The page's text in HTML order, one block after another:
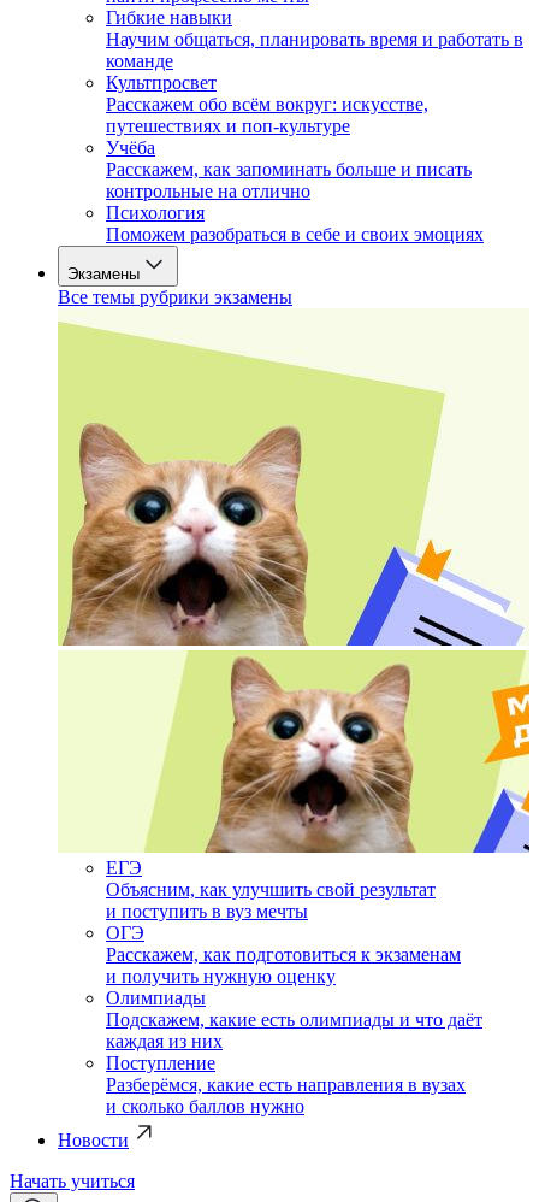
Гибкие навыки
Научим общаться, планировать время и работать в
команде
Культпросвет
Расскажем обо всём вокруг: искусстве,
путешествиях и поп-культуре
Учёба
Расскажем, как запоминать больше и писать
контрольные на отлично
Психология
Поможем разобраться в себе и своих эмоциях
Экзамены
Все темы рубрики экзамены
ЕГЭ
Объясним, как улучшить свой результат
и поступить в вуз мечты
ОГЭ
Расскажем, как подготовиться к экзаменам
и получить нужную оценку
Олимпиады
Подскажем, какие есть олимпиады и что даёт
каждая из них
Поступление
Разберёмся, какие есть направления в вузах
и сколько баллов нужно
Новости
Начать учиться